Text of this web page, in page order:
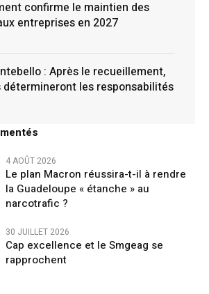
confirme le maintien des
entreprises en 2027
: Après le recueillement,
détermineront les responsabilités
4 AOÛT 2026
Le plan Macron réussira-t-il à rendre
la Guadeloupe « étanche » au
narcotrafic ?
30 JUILLET 2026
Cap excellence et le Smgeag se
rapprochent